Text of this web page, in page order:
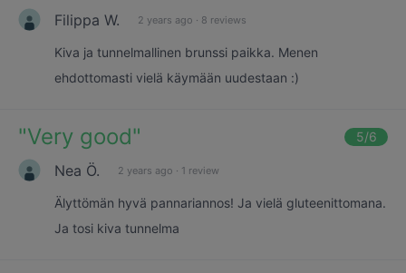
Filippa W. 2 years ago · 8 reviews
Kiva ja tunnelmallinen brunssi paikka. Menen
ehdottomasti vielä käymään uudestaan :)
"Very good" 5/6
Nea Ö. 2 years ago · 1 review
Älyttömän hyvä pannariannos! Ja vielä gluteenittomana.
Ja tosi kiva tunnelma